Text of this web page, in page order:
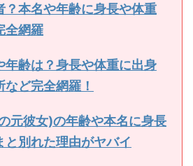
？本名や年齢に身長や体重
全網羅
年齢は？身長や体重に出身
ど完全網羅！
元彼女)の年齢や本名に身長
と別れた理由がヤバイ